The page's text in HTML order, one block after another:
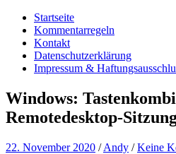
Startseite
Kommentarregeln
Kontakt
Datenschutzerklärung
Impressum &
Windows:
Remotedesktop-
22. November 2020 /Andy /Keine